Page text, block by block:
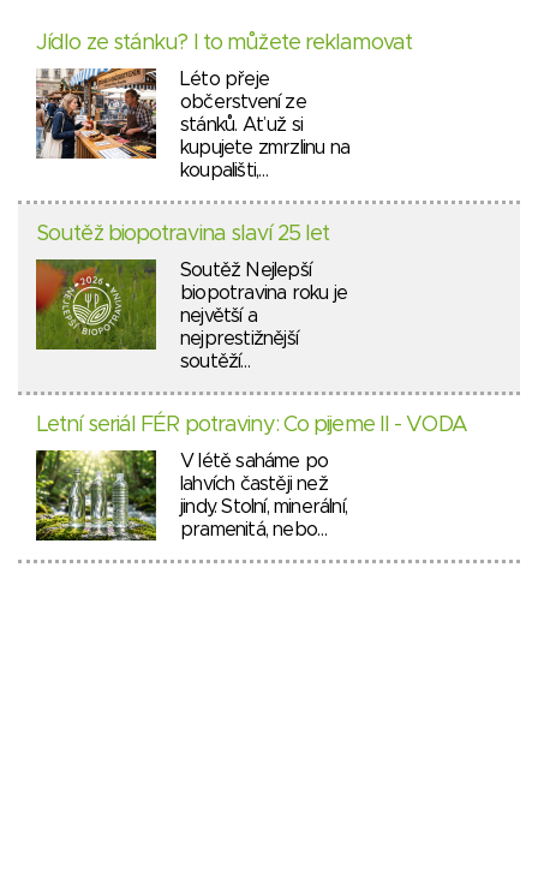
Jídlo ze stánku? I to můžete reklamovat
Léto přeje
občerstvení ze
stánků. Ať už si
kupujete zmrzlinu na
koupališti,…
Soutěž biopotravina slaví 25 let
Soutěž Nejlepší
biopotravina roku je
největší a
nejprestižnější
soutěží…
Letní seriál FÉR potraviny: Co pijeme II - VODA
V létě saháme po
lahvích častěji než
jindy. Stolní, minerální,
pramenitá, nebo…